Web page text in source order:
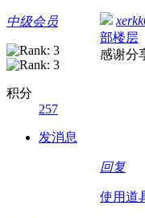
中级会员
积分
257
发消息
部楼层
感谢分
回复
使用道